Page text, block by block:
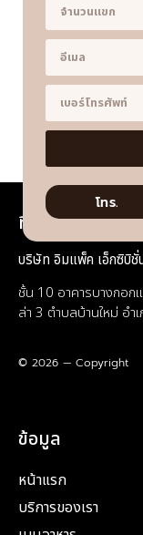
โทร.
ที่อยู่
บริษัท อิมแพ็ค เอ็กซิบิชั่
ชั้น 10 อาคารบางกอ
ล่า 3 ตำบลบ้านใหม่ อ
© 2026 — Copyright
ข้อมูล
หน้าแรก
บริการของเรา